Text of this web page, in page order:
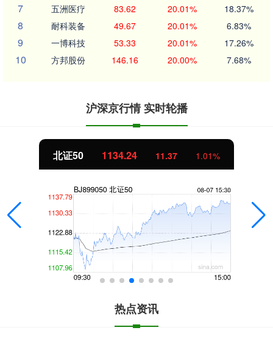
7 五洲医疗 83.62 20.01% 18.37%
8 耐科装备 49.67 20.01% 6.83%
9 一博科技 53.33 20.01% 17.26%
10 方邦股份 146.16 20.00% 7.68%
沪深京行情 实时轮播
北证50 1134.24 11.37 1.01%
热点资讯